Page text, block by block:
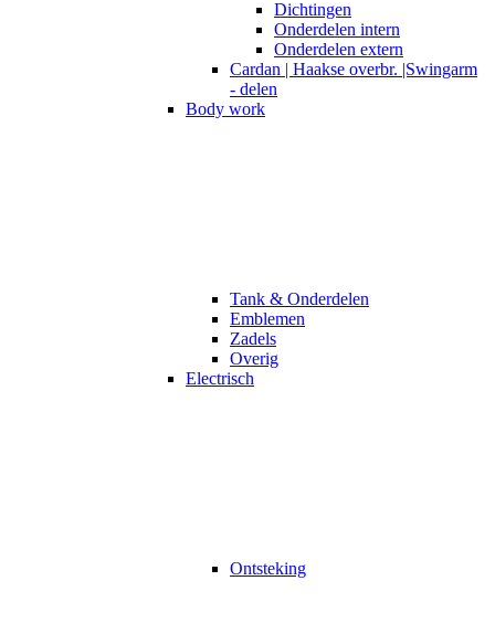
Dichtingen
Onderdelen intern
Onderdelen extern
Cardan | Haakse overbr. |Swingarm
- delen
Body work
Tank & Onderdelen
Emblemen
Zadels
Overig
Electrisch
Ontsteking